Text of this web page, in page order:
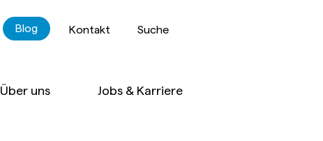
Blog Kontakt Suche
Über uns Jobs & Karriere